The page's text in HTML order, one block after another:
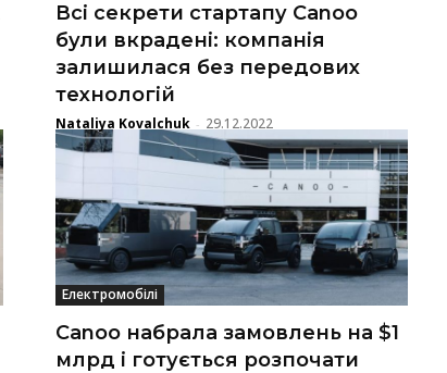
Всі секрети стартапу Canoo
були вкрадені: компанія
залишилася без передових
технологій
Nataliya Kovalchuk - 29.12.2022
Електромобілі
Canoo набрала замовлень на $1
млрд і готується розпочати